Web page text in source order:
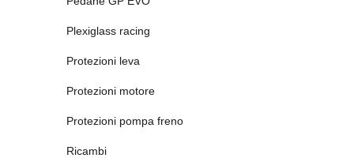
Plexiglass racing
Protezioni leva
Protezioni motore
Protezioni pompa freno
Ricambi